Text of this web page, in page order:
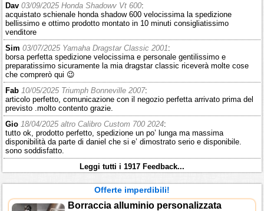
Dav 03/09/2025 Honda Shadowv Vt 600:
acquistato schienale honda shadow 600 velocissima la spedizione
bellissimo e ottimo prodotto montato in 10 minuti consigliatissimo
venditore
Sim 03/07/2025 Yamaha Dragstar Classic 2001:
borsa perfetta spedizione velocissima e personale gentilissimo e
preparatissimo sicuramente la mia dragstar classic riceverà molte cose
che comprerò qui 😉
Fab 10/05/2025 Triumph Bonneville 2007:
articolo perfetto, comunicazione con il negozio perfetta arrivato prima del
previsto .molto contento grazie.
Gio 18/04/2025 altro Calibro Custom 700 2024:
tutto ok, prodotto perfetto, spedizione un po’ lunga ma massima
disponibilità da parte di daniel che si e’ dimostrato serio e disponibile.
sono soddisfatto.
Leggi tutti i 1917 Feedback...
Offerte imperdibili!
Borraccia alluminio personalizzata